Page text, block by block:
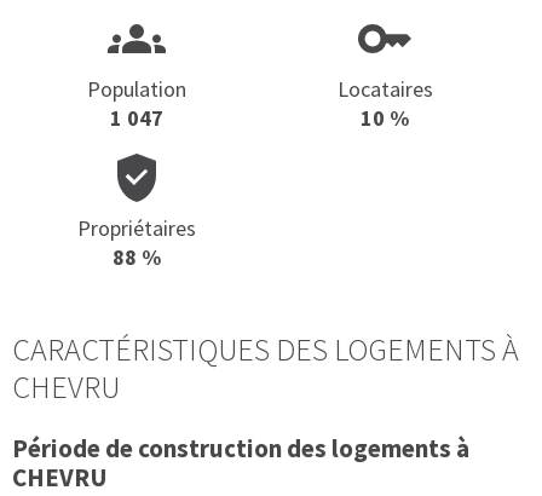
Population
1 047
Locataires
10 %
Propriétaires
88 %
CARACTÉRISTIQUES DES LOGEMENTS À
CHEVRU
Période de construction des logements à
CHEVRU